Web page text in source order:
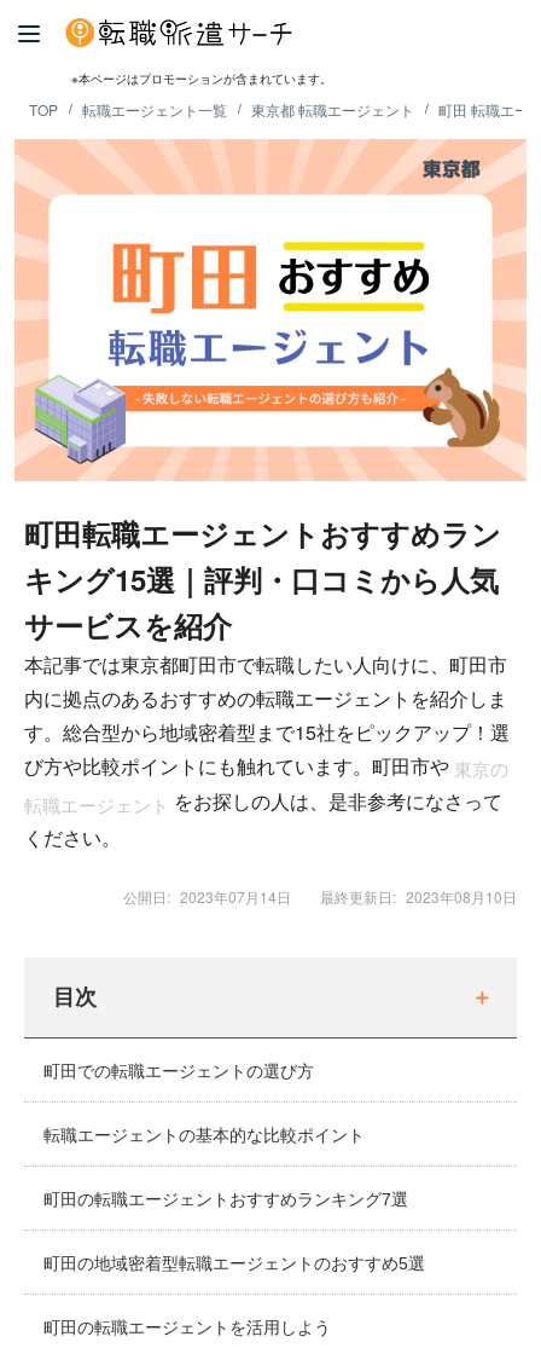
※本ページはプロモーションが含まれています。
TOP 転職エージェント一覧 東京都 転職エージェント 町田 転職エー
町田転職エージェントおすすめラン
キング15選｜評判・口コミから人気
サービスを紹介
本記事では東京都町田市で転職したい人向けに、町田市
内に拠点のあるおすすめの転職エージェントを紹介しま
す。総合型から地域密着型まで15社をピックアップ！選
び方や比較ポイントにも触れています。町田市や 東京の
転職エージェント をお探しの人は、是非参考になさって
ください。
公開日: 2023年07月14日 最終更新日: 2023年08月10日
目次
町田での転職エージェントの選び方
転職エージェントの基本的な比較ポイント
町田の転職エージェントおすすめランキング7選
町田の地域密着型転職エージェントのおすすめ5選
町田の転職エージェントを活用しよう